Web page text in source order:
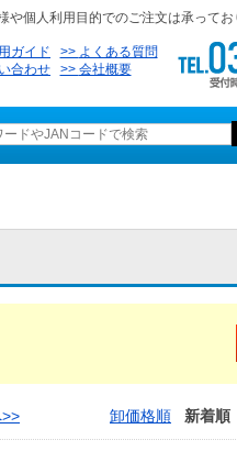
個人利用目的でのご注文は承ってお
ガイド
よくある質問
合わせ
会社概要
卸価格順 新着順